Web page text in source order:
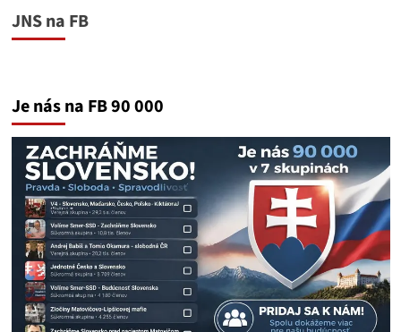
JNS na FB
Je nás na FB 90 000